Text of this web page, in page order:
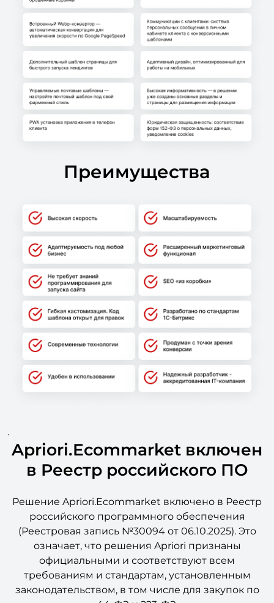
Преимущества
.
Apriori.Ecommarket включен
в Реестр российского ПО
Решение Apriori.Ecommarket включено в Реестр
российского программного обеспечения
(Реестровая запись №30094 от 06.10.2025). Это
означает, что решения Apriori признаны
официальными и соответствуют всем
требованиям и стандартам, установленным
законодательством, в том числе для закупок по